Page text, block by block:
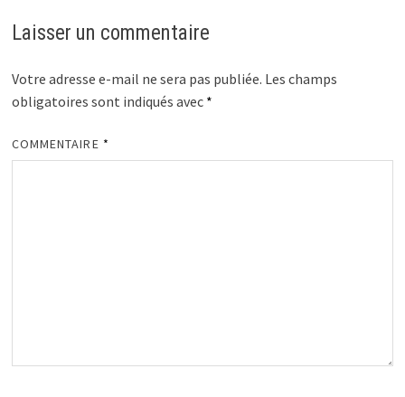
Laisser un commentaire
Votre adresse e-mail ne sera pas publiée. Les champs
obligatoires sont indiqués avec *
COMMENTAIRE *